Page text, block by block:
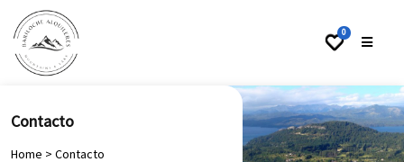
0
Contacto
Home > Contacto